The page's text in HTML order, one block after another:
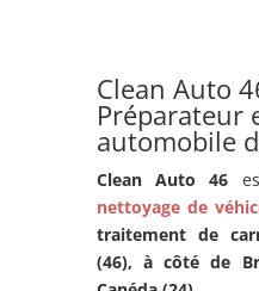
Clean Auto
Préparateur
automobile
Clean Auto 46
nettoyage de
traitement de
(46), à côté de